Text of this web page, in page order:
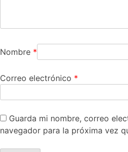
Nombre *
Correo electrónico *
Guarda mi nombre, correo
navegador para la próxima vez